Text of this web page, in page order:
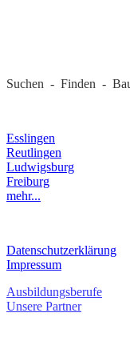
Suchen - Finden -
Esslingen
Reutlingen
Ludwigsburg
Freiburg
mehr...
Datenschutzerklärung
Impressum
Ausbildungsberufe
Unsere Partner